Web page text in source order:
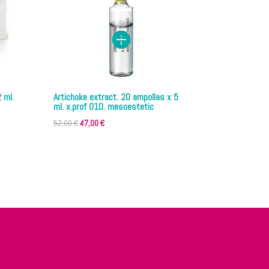
ml. Artichoke extract. 20 ampollas x 5
ml. x.prof 010. mesoestetic
52,00€El
47,00€El